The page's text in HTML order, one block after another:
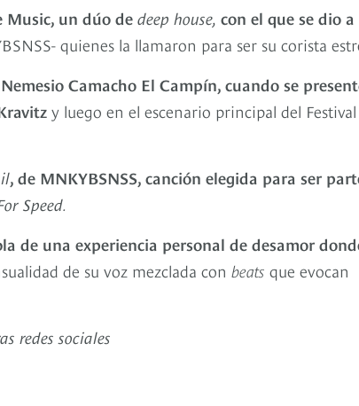
Music, un dúo de deep house, con el que se dio a
quienes la llamaron para ser su corista
Camacho El Campín, cuando se
y luego en el escenario principal del Festival
, de MNKYBSNSS, canción elegida para ser
Speed.
de una experiencia personal de desamor
de su voz mezclada con beats que evocan
redes sociales